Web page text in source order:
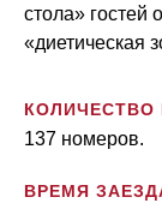
стола» гостей
«диетическая
КОЛИЧЕСТВО
137 номеров.
ВРЕМЯ